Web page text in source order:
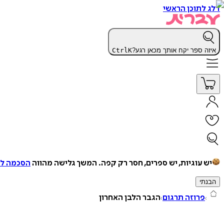
דלג לתוכן הראשי
איזה ספר יקח אותך מכאן רגע? CtrlK
יש עוגיות, יש ספרים, חסר רק קפה. המשך גלישה מהווה הסכמה
הבנתי
פרוזה תרגום הגבר הלבן האחרון